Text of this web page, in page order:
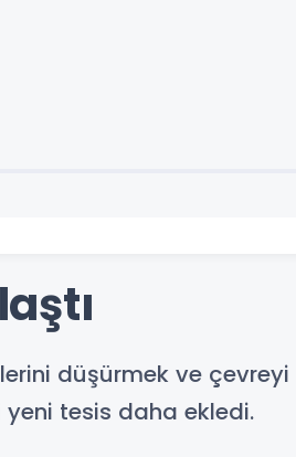
düşürmek ve çevreyi
yeni tesis daha ekledi.